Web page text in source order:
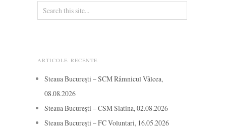
ARTICOLE RECENTE
Steaua București – SCM Râmnicul Vâlcea,
08.08.2026
Steaua București – CSM Slatina, 02.08.2026
Steaua București – FC Voluntari, 16.05.2026